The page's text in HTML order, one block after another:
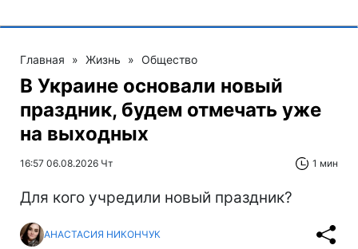
Главная » Жизнь » Общество
В Украине основали новый
праздник, будем отмечать уже
на выходных
16:57 06.08.2026 Чт 1 мин
Для кого учредили новый праздник?
АНАСТАСИЯ НИКОНЧУК